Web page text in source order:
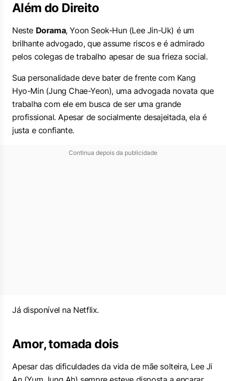
Além do Direito
Neste Dorama, Yoon Seok-Hun (Lee Jin-Uk) é um
brilhante advogado, que assume riscos e é admirado
pelos colegas de trabalho apesar de sua frieza social.
Sua personalidade deve bater de frente com Kang
Hyo-Min (Jung Chae-Yeon), uma advogada novata que
trabalha com ele em busca de ser uma grande
profissional. Apesar de socialmente desajeitada, ela é
justa e confiante.
Continua depois da publicidade
Já disponível na Netflix.
Amor, tomada dois
Apesar das dificuldades da vida de mãe solteira, Lee Ji